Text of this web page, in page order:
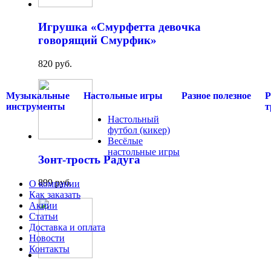
Игрушка «Смурфетта девочка
говорящий Смурфик»
820 руб.
Зонт-трость Радуга
899 руб.
Музыкальные
инструменты
Настольные игры
Настольный
футбол (кикер)
Весёлые
настольные игры
Разное полезное
О компании
Как заказать
Акции
Статьи
Доставка и оплата
Новости
Контакты